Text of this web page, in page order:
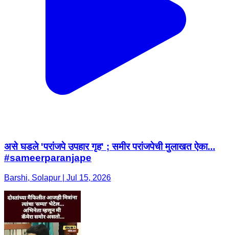
असे घडले 'परांजपे उपहार गृह' ; समीर परांजपेची मुलाखत ऐका...
#sameerparanjape
Barshi, Solapur | Jul 15, 2026